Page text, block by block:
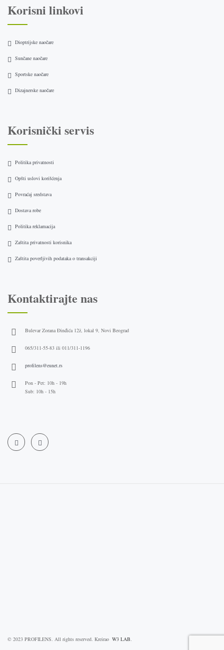
Korisni linkovi
Dioptrijske naočare
Sunčane naočare
Sportske naočare
Dizajnerske naočare
Korisnički servis
Politika privatnosti
Opšti uslovi korišćenja
Povraćaj sredstava
Dostava robe
Politika reklamacija
Zaštita privatnosti korisnika
Zaštita poverljivih podataka o transakciji
Kontaktirajte nas
Bulevar Zorana Đinđića 12ž, lokal 9, Novi Beograd
065/311-55-83 ili 011/311-1196
profilens@eunet.rs
Pon - Pet: 10h - 19h
Sub: 10h - 15h
© 2023 PROFILENS. All rights reserved. Kreirao W3 LAB.